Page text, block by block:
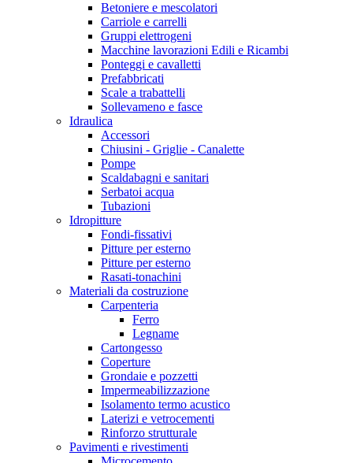
Betoniere e mescolatori
Carriole e carrelli
Gruppi elettrogeni
Macchine lavorazioni Edili e Ricambi
Ponteggi e cavalletti
Prefabbricati
Scale a trabattelli
Sollevameno e fasce
Idraulica
Accessori
Chiusini - Griglie - Canalette
Pompe
Scaldabagni e sanitari
Serbatoi acqua
Tubazioni
Idropitture
Fondi-fissativi
Pitture per esterno
Pitture per esterno
Rasati-tonachini
Materiali da costruzione
Carpenteria
Ferro
Legname
Cartongesso
Coperture
Grondaie e pozzetti
Impermeabilizzazione
Isolamento termo acustico
Laterizi e vetrocementi
Rinforzo strutturale
Pavimenti e rivestimenti